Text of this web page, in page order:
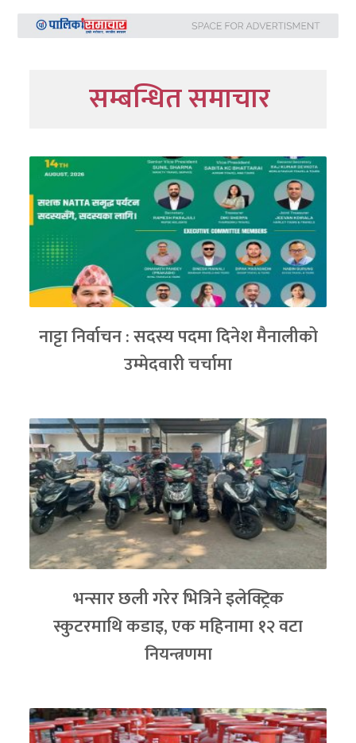
सम्बन्धित समाचार
नाट्टा निर्वाचन : सदस्य पदमा दिनेश मैनालीको
उम्मेदवारी चर्चामा
भन्सार छली गरेर भित्रिने इलेक्ट्रिक
स्कुटरमाथि कडाइ, एक महिनामा १२ वटा
नियन्त्रणमा